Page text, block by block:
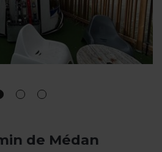
de Médan